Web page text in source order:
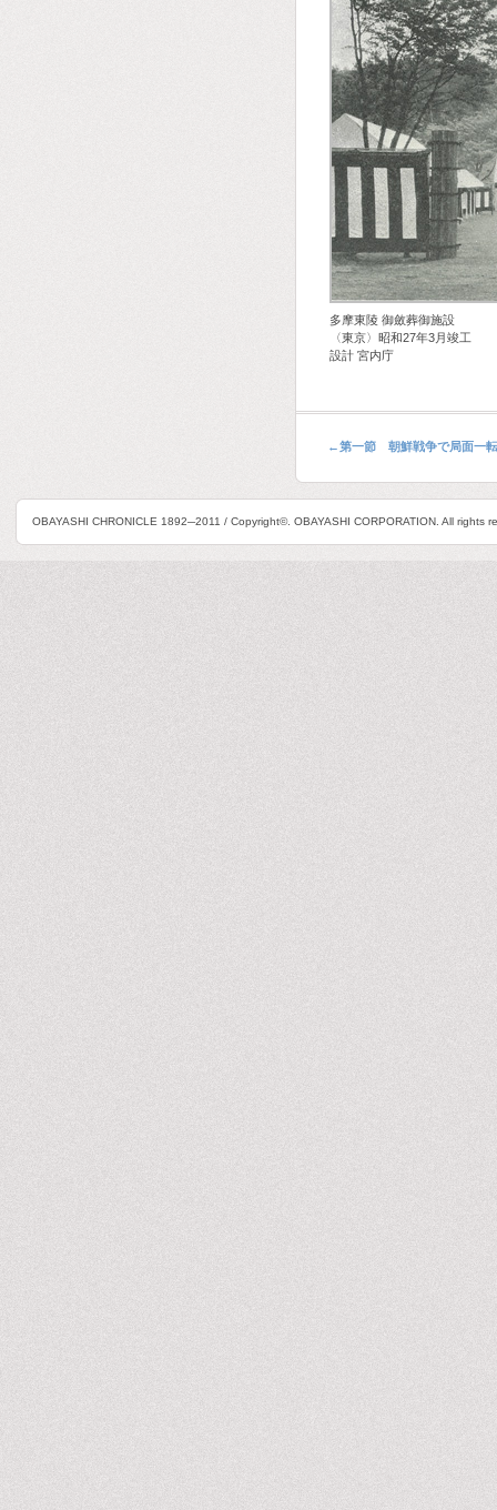
多摩東陵 御斂葬御施設
〈東京〉昭和27年3月竣工
設計 宮内庁
←第一節 朝鮮戦争で局面一転
OBAYASHI CHRONICLE 1892─2011 / Copyright©. OBAYASHI CORPORATION. All rights